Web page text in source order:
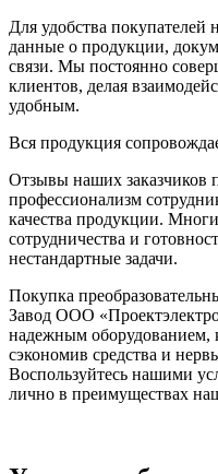
Для удобства покупателей
данные о продукции,
связи. Мы постоянно
клиентов, делая
удобным.
Вся продукция
Отзывы наших заказчиков
профессионализм
качества продукции.
сотрудничества и
нестандартные задачи.
Покупка
Завод ООО
надежным оборудованием,
сэкономив средства и
Воспользуйтесь нашими
лично в преимуществах